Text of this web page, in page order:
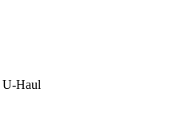
U-Haul